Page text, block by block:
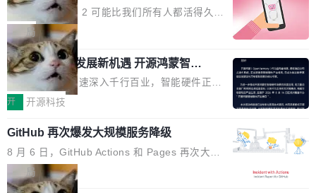
巧机身有效提升市面主流标准A...
的同时,服务商的竞争逻辑正在改变。2026年Top
Agency年度合辑的观察指出,“产品”这个离消费
者最近的载体,在整个品牌营销层面的权重显著变
高了。全域营销服务商的竞争正在从规模转向深
度,案例厚度、全域覆盖、多线协同...
话，他是说出了一个圈内人尽皆知但很少公开捅
破的事实。 Jordan 随后补充了一句软化声明：
「我不认为这些会议上大部分论文都在过度宣传
或造假。问题是，作为读者，如果你筛选出那些
看起来最令人兴奋的论文，那它们大部分都是过
度宣传的。」 这才是真正的痛点。不是所有论文
都有问题，是最吸引眼球的那批论文最有问题。
他引用的帖子来自 Mathew Shen，一位 ICLR 2
026 的读者：「看了篇 ...
3 开源项目
Flash Attention 2 可能比我们所有人都活得久。
这句话不是来自某个技术博客，而是出自 Hieu
Pham 的一条推文。Hieu Pham 是谁？他是 xAI
的早期工程师之一，在 Grok 训练基础设施团队
工作过。近日他在 X 上发了一条帖子，列出了他
认为现代 AI 领域最重要的三个开源项目。 第一
理由很具体。FA 系列不需要解释，但 FA2 是他
认为最重要的一个——复杂度恰到好处，刚好能
驱动你去学 CuTe，但还没被那些"邪恶的" Hopp
er++ 优化所淹没，足够容易修改和适配。 更关
局
共商智能硬件发展新机遇 开源鸿蒙智能
硬件开发者日杭州站即将举行
随着万物智联加速深入千行百业，智能硬件正从
单点设备迈向智能化、网联化、协同化发展。作
鸿蒙通过统一技术底座和分布式能力，为不同类
型智能设备的开发、连接与互联提供关键支撑，
也为产业链企业探索产品创新与商业增长打开新
的空间。 8月14日，开源鸿蒙智能硬件开发者日
开 开源科技
GitHub 再次爆发大规模服务降级
8 月 6 日，GitHub Actions 和 Pages 再次大规
模服务降级，Actions 完全不可用超过 5 小时，
webhook 停发，连自托管 runner 也因调度层故
局